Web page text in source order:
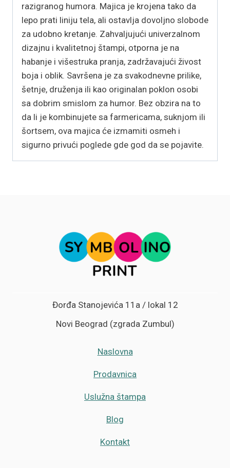
razigranog humora. Majica je krojena tako da
lepo prati liniju tela, ali ostavlja dovoljno slobode
za udobno kretanje. Zahvaljujući univerzalnom
dizajnu i kvalitetnoj štampi, otporna je na
habanje i višestruka pranja, zadržavajući živost
boja i oblik. Savršena je za svakodnevne prilike,
šetnje, druženja ili kao originalan poklon osobi
sa dobrim smislom za humor. Bez obzira na to
da li je kombinujete sa farmericama, suknjom ili
šortsem, ova majica će izmamiti osmeh i
sigurno privući poglede gde god da se pojavite.
Đorđa Stanojevića 11a / lokal 12
Novi Beograd (zgrada Zumbul)
Naslovna
Prodavnica
Uslužna štampa
Blog
Kontakt